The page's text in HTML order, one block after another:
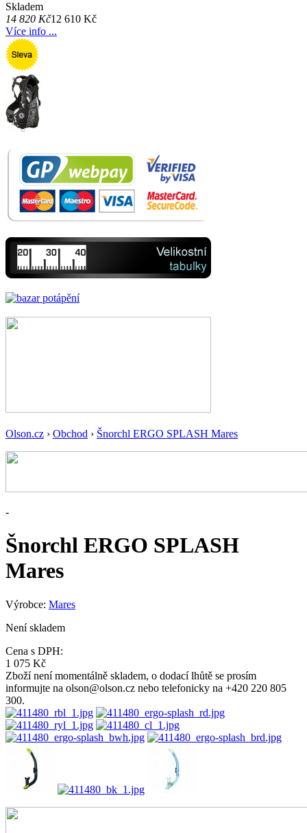
Skladem
14 820 Kč12 610 Kč
Více info ...
Olson.cz › Obchod › Šnorchl ERGO SPLASH Mares
-
Šnorchl ERGO SPLASH
Mares
Výrobce: Mares
Není skladem
Cena s DPH:
1 075 Kč
Zboží není momentálně skladem, o dodací lhůtě se prosím
informujte na olson@olson.cz nebo telefonicky na +420 220 805
300.